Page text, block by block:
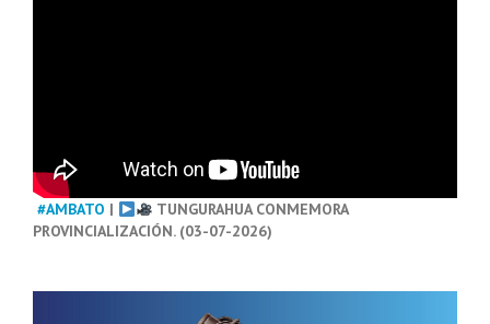
#AMBATO |
TUNGURAHUA CONMEMORA
PROVINCIALIZACIÓN. (03-07-2026)